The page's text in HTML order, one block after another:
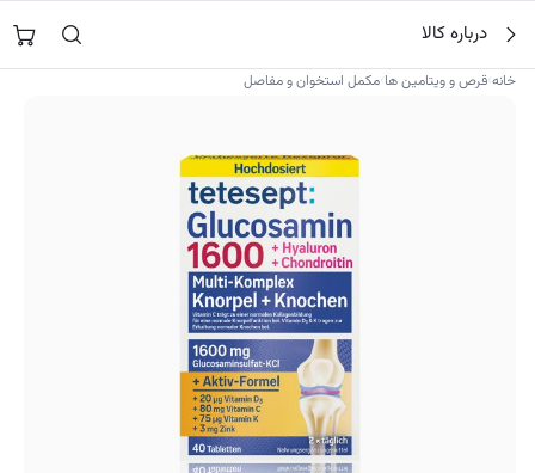
محتوا
جستجو در
درباره کالا
خانه›قرص و ویتامین ها›مکمل استخوان و مفاصل